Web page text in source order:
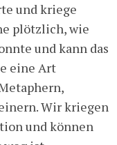
und kriege
plötzlich, wie
und kann das
eine Art
Wir kriegen
und können